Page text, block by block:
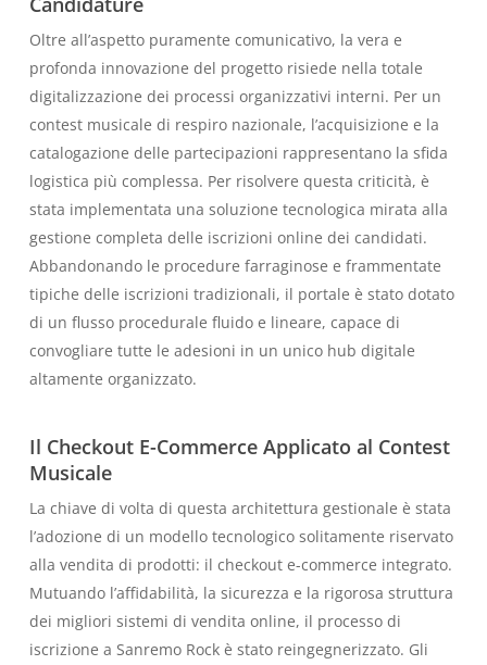
Oltre all’aspetto puramente comunicativo, la vera e
profonda innovazione del progetto risiede nella totale
digitalizzazione dei processi organizzativi interni. Per un
contest musicale di respiro nazionale, l’acquisizione e la
catalogazione delle partecipazioni rappresentano la sfida
logistica più complessa. Per risolvere questa criticità, è
stata implementata una soluzione tecnologica mirata alla
gestione completa delle iscrizioni online dei candidati.
Abbandonando le procedure farraginose e frammentate
tipiche delle iscrizioni tradizionali, il portale è stato dotato
di un flusso procedurale fluido e lineare, capace di
convogliare tutte le adesioni in un unico hub digitale
altamente organizzato.
Il Checkout E-Commerce Applicato al Contest
Musicale
La chiave di volta di questa architettura gestionale è stata
l’adozione di un modello tecnologico solitamente riservato
alla vendita di prodotti: il checkout e-commerce integrato.
Mutuando l’affidabilità, la sicurezza e la rigorosa struttura
dei migliori sistemi di vendita online, il processo di
iscrizione a Sanremo Rock è stato reingegnerizzato. Gli